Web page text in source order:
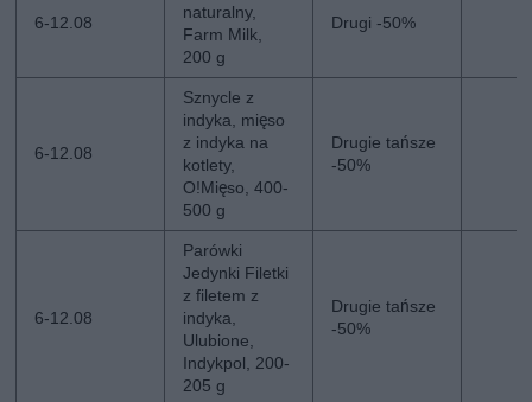
6-12.08
naturalny,
Farm Milk,
200 g
Drugi -50%
6-12.08
Sznycle z
indyka, mięso
z indyka na
kotlety,
O!Mięso, 400-
500 g
Drugie tańsze
-50%
6-12.08
Parówki
Jedynki Filetki
z filetem z
indyka,
Ulubione,
Indykpol, 200-
205 g
Drugie tańsze
-50%